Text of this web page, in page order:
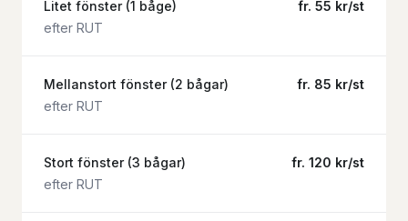
Litet fönster (1 båge)
efter RUT
fr. 55 kr/st
Mellanstort fönster (2 bågar)
efter RUT
fr. 85 kr/st
Stort fönster (3 bågar)
efter RUT
fr. 120 kr/st